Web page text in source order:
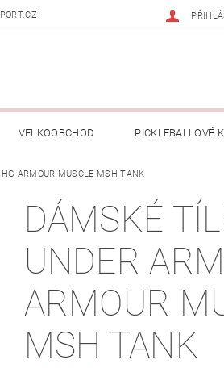
VELKOOBCHOD PICKLEBALLOVÉ
ARMOUR MUSCLE MSH TANK
DÁMSKÉ
UNDER
ARMOUR
MSH TANK